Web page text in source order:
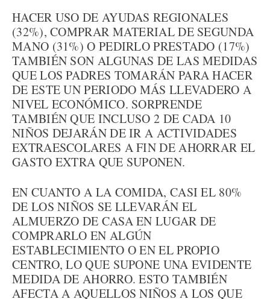
HACER USO DE AYUDAS REGIONALES
(32%), COMPRAR MATERIAL DE SEGUNDA
MANO (31%) O PEDIRLO PRESTADO (17%)
TAMBIÉN SON ALGUNAS DE LAS MEDIDAS
QUE LOS PADRES TOMARÁN PARA HACER
DE ESTE UN PERIODO MÁS LLEVADERO A
NIVEL ECONÓMICO. SORPRENDE
TAMBIÉN QUE INCLUSO 2 DE CADA 10
NIÑOS DEJARÁN DE IR A ACTIVIDADES
EXTRAESCOLARES A FIN DE AHORRAR EL
GASTO EXTRA QUE SUPONEN.
EN CUANTO A LA COMIDA, CASI EL 80%
DE LOS NIÑOS SE LLEVARÁN EL
ALMUERZO DE CASA EN LUGAR DE
COMPRARLO EN ALGÚN
ESTABLECIMIENTO O EN EL PROPIO
CENTRO, LO QUE SUPONE UNA EVIDENTE
MEDIDA DE AHORRO. ESTO TAMBIÉN
AFECTA A AQUELLOS NIÑOS A LOS QUE